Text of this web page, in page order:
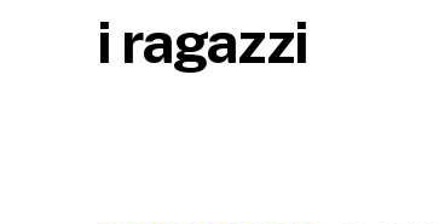
i ragazzi